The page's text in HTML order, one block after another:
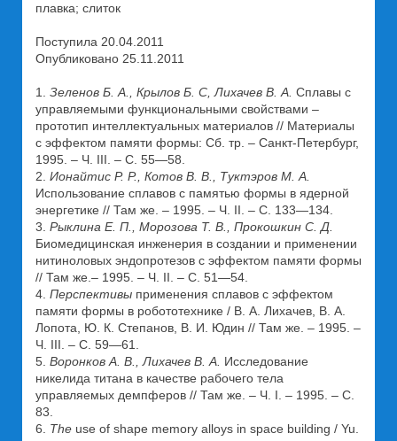
плавка; слиток
Поступила 20.04.2011
Опубликовано 25.11.2011
1. Зеленов Б. А., Крылов Б. С, Лихачев В. А. Сплавы с
управляемыми функциональными свойствами –
прототип интеллектуальных материалов // Материалы
с эффектом памяти формы: Сб. тр. – Санкт-Петербург,
1995. – Ч. III. – С. 55—58.
2. Ионайтис Р. Р., Котов В. В., Туктэров М. А.
Использование сплавов с памятью формы в ядерной
энергетике // Там же. – 1995. – Ч. II. – С. 133—134.
3. Рыклина Е. П., Морозова Т. В., Прокошкин С. Д.
Биомедицинская инженерия в создании и применении
нитиноловых эндопротезов с эффектом памяти формы
// Там же.– 1995. – Ч. II. – С. 51—54.
4. Перспективы применения сплавов с эффектом
памяти формы в робототехнике / В. А. Лихачев, В. А.
Лопота, Ю. К. Степанов, В. И. Юдин // Там же. – 1995. –
Ч. III. – С. 59—61.
5. Воронков А. В., Лихачев В. А. Исследование
никелида титана в качестве рабочего тела
управляемых демпферов // Там же. – Ч. I. – 1995. – С.
83.
6. The use of shape memory alloys in space building / Yu.